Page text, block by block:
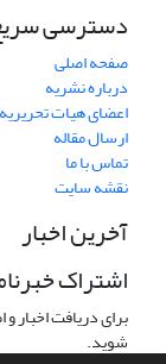
دسترسی
صفحه اصلی
درباره نشریه
اعضای هیات تحریریه
ارسال مقاله
تماس با ما
نقشه سایت
آخرین اخبار
اشتراک
برای دریافت اخبار
شوید.